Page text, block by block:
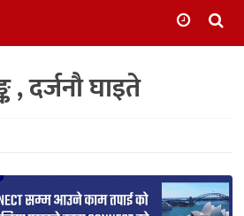
दर्जनौ घाइते